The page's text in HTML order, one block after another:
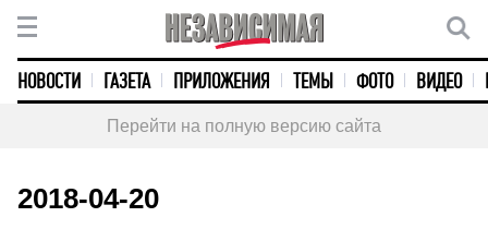
НОВОСТИ ГАЗЕТА ПРИЛОЖЕНИЯ ТЕМЫ ФОТО ВИДЕО
Перейти на полную версию сайта
2018-04-20